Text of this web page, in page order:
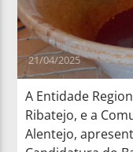
21/04/2025
A Entidade
Ribatejo, e a
Alentejo,